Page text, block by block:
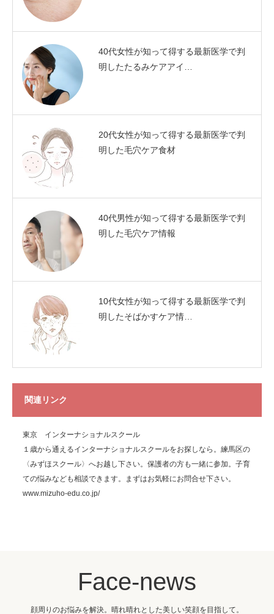
40代女性が知って得する最新医学で判
明したたるみケアアイ…
20代女性が知って得する最新医学で判
明した毛穴ケア食材
40代男性が知って得する最新医学で判
明した毛穴ケア情報
10代女性が知って得する最新医学で判
明したそばかすケア情…
関連リンク
東京 インターナショナルスクール
１歳から通えるインターナショナルスクールをお探しなら。練馬区の
〈みずほスクール〉へお越し下さい。保護者の方も一緒に参加。子育
ての悩みなども相談できます。まずはお気軽にお問合せ下さい。
www.mizuho-edu.co.jp/
Face-news
顔周りのお悩みを解決。晴れ晴れとした美しい笑顔を目指して。